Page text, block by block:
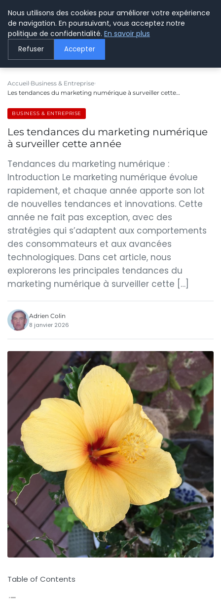
LE WEBMARKETING
Accueil Business & Entreprise
Les tendances du marketing numérique à surveiller cette…
BUSINESS & ENTREPRISE
Les tendances du marketing numérique
à surveiller cette année
Tendances du marketing numérique :
Introduction Le marketing numérique évolue
rapidement, et chaque année apporte son lot
de nouvelles tendances et innovations. Cette
année ne fait pas exception, avec des
stratégies qui s’adaptent aux comportements
des consommateurs et aux avancées
technologiques. Dans cet article, nous
explorerons les principales tendances du
marketing numérique à surveiller cette […]
Adrien Colin
8 janvier 2026
Table of Contents
Nous utilisons des cookies pour améliorer votre expérience
de navigation. En poursuivant, vous acceptez notre
politique de confidentialité. En savoir plus
Refuser Accepter